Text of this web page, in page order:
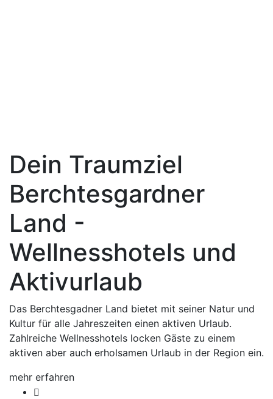
Dein Traumziel
Berchtesgardner
Land -
Wellnesshotels und
Aktivurlaub
Das Berchtesgadner Land bietet mit seiner Natur und
Kultur für alle Jahreszeiten einen aktiven Urlaub.
Zahlreiche Wellnesshotels locken Gäste zu einem
aktiven aber auch erholsamen Urlaub in der Region ein.
mehr erfahren